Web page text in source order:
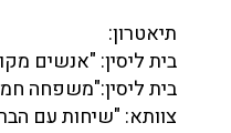
תיאטרון:
בית ליסין: "אנשים
בית ליסין:"משפחה
צוותא: "שיחות עם